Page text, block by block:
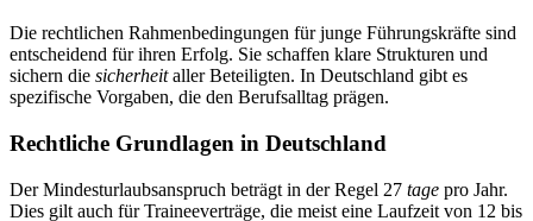
Die rechtlichen Rahmenbedingungen für junge Führungskräfte sind
entscheidend für ihren Erfolg. Sie schaffen klare Strukturen und
sichern die sicherheitaller Beteiligten. In Deutschland gibt es
spezifische Vorgaben, die den Berufsalltag prägen.
Rechtliche Grundlagen in Deutschland
Der Mindesturlaubsanspruch beträgt in der Regel 27 tage pro Jahr.
Dies gilt auch für Traineeverträge, die meist eine Laufzeit von 12 bis